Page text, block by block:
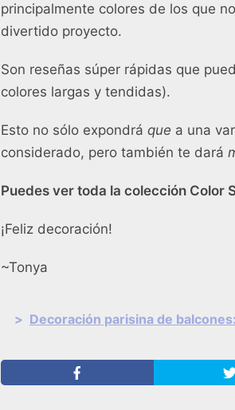
principalmente colores de los que
divertido proyecto.
Son reseñas súper rápidas que
colores largas y tendidas).
Esto no sólo expondrá que a una
considerado, pero también te dará
Puedes ver toda la colección Color
¡Feliz decoración!
~Tonya
> Decoración parisina de